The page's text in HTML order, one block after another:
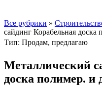
Все рубрики »
сайдинг Корабельная
Тип: Продам, предлагаю
Металлический
доска полимер. и